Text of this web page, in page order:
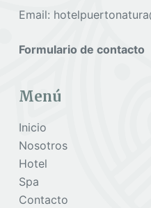
Email:
Formulario de contacto
Menú
Inicio
Nosotros
Hotel
Spa
Contacto